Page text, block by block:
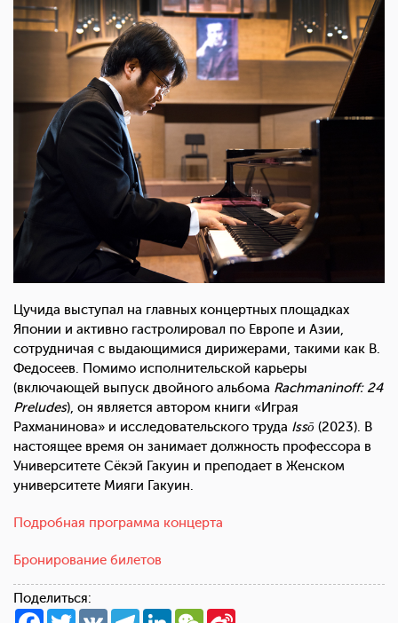
Цучида выступал на главных концертных площадках
Японии и активно гастролировал по Европе и Азии,
сотрудничая с выдающимися дирижерами, такими как В.
Федосеев. Помимо исполнительской карьеры
(включающей выпуск двойного альбома Rachmaninoff: 24
Preludes), он является автором книги «Играя
Рахманинова» и исследовательского труда Issō (2023). В
настоящее время он занимает должность профессора в
Университете Сёкэй Гакуин и преподает в Женском
университете Мияги Гакуин.
Подробная программа концерта
Бронирование билетов
Поделиться:
Facebook
TwitterVK TelegramLinkedInWeChat